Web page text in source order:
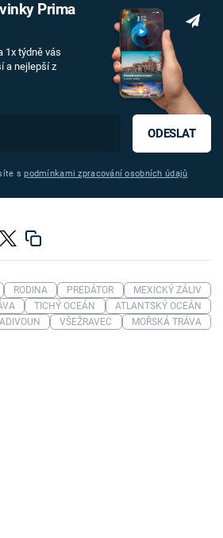
Prima
1x týdně vás
a nejlepší z
ODESLAT
spodmínkami zpracování osobních údajů
RODINA PREDÁTOR
MEXICKÝ ZÁLIV
TICHÝ OCEÁN
ATLANTSKÝ OCEÁN
VŠEŽRAVEC MOŘSKÁ TRÁVA